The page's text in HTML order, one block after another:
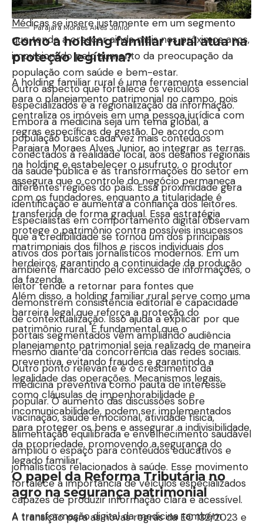
algoritmos das plataformas digitais. ONoticias
Médicasse insere justamente em um segmento
que tende a crescer ainda mais nos próximos anos,
impulsionado pelo aumento da preocupação da
população com saúde e bem-estar.
Outro aspecto que fortalece os veículos
especializados é a regionalização da informação.
Embora a medicina seja um tema global, a
população busca cada vez mais conteúdos
conectados à realidade local, aos desafios regionais
da saúde pública e às transformações do setor em
diferentes regiões do país. Essa proximidade gera
identificação e aumenta a confiança dos leitores.
Especialistas em comportamento digital observam
que a credibilidade se tornou um dos principais
ativos dos portais jornalísticos modernos. Em um
ambiente marcado pelo excesso de informações, o
leitor tende a retornar para fontes que
demonstrem consistência editorial e capacidade
de contextualização. Isso ajuda a explicar por que
portais segmentados vêm ampliando audiência
mesmo diante da concorrência das redes sociais.
Outro ponto relevante é o crescimento da
medicina preventiva como pauta de interesse
popular. O aumento das discussões sobre
vacinação, saúde emocional, atividade física,
alimentação equilibrada e envelhecimento saudável
ampliou o espaço para conteúdos educativos e
jornalísticos relacionados à saúde. Esse movimento
fortalece a importância de veículos especializados
capazes de produzir informação clara e acessível.
A transformação digital da medicina também
Parajara Moraes Alves Junior
Como a holding familiar rural atua na
proteção legítima?
A holding familiar rural é uma ferramenta essencial
para o planejamento patrimonial no campo, pois
centraliza os imóveis em uma pessoa jurídica com
regras específicas de gestão. De acordo com
Parajara Moraes Alves Junior, ao integrar as terras
na holding e estabelecer o usufruto, o produtor
assegura que o controle do negócio permaneça
com os fundadores, enquanto a titularidade é
transferida de forma gradual. Essa estratégia
protege o patrimônio contra possíveis insucessos
matrimoniais dos filhos e riscos individuais dos
herdeiros, garantindo a continuidade da produção
da fazenda.
Além disso, a holding familiar rural serve como uma
barreira legal que reforça a proteção do
patrimônio rural. É fundamental que o
planejamento patrimonial seja realizado de maneira
preventiva, evitando fraudes e garantindo a
legalidade das operações. Mecanismos legais,
como cláusulas de impenhorabilidade e
incomunicabilidade, podem ser implementados
para proteger os bens e assegurar a indivisibilidade
da propriedade, promovendo a segurança do
legado familiar.
O papel da Reforma Tributária no
agro na segurança patrimonial
A transição para as novas regras da EC 132/2023 e